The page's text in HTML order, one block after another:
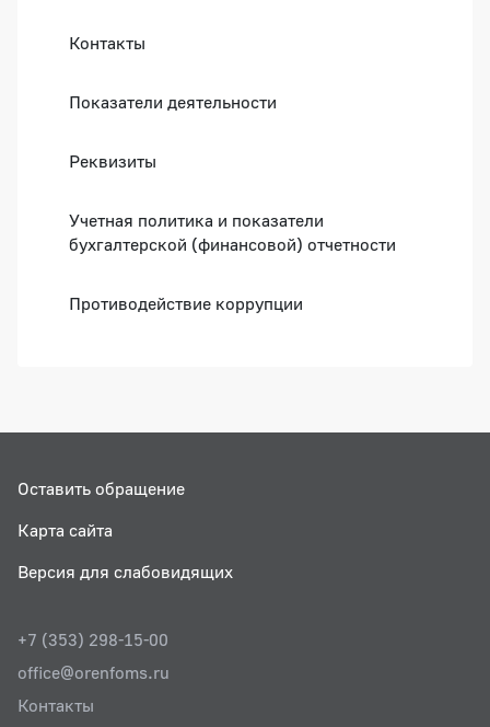
Контакты
Показатели деятельности
Реквизиты
Учетная политика и показатели
бухгалтерской (финансовой) отчетности
Противодействие коррупции
Оставить обращение
Карта сайта
Версия для слабовидящих
+7 (353) 298-15-00
office@orenfoms.ru
Контакты